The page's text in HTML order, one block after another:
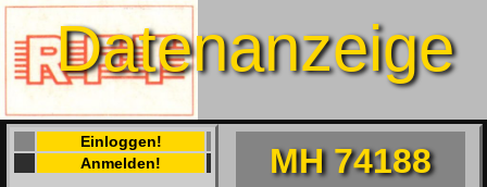
Datenanzeige
Einloggen!
Anmelden!
MH 74188